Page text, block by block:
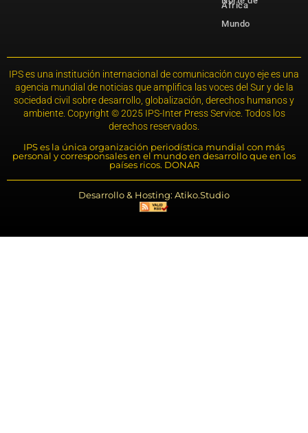
África
Mundo
IPS es una institución internacional de comunicación cuyo eje es una
agencia mundial de noticias que amplifica las voces del Sur y de la
sociedad civil sobre desarrollo, globalización, derechos humanos y
ambiente. Copyright © 2025 IPS-Inter Press Service. Todos los
derechos reservados.
IPS es la única organización periodística mundial con más
personal y corresponsales en el mundo en desarrollo que en los
países ricos. DONAR
Desarrollo & Hosting: Atiko.Studio